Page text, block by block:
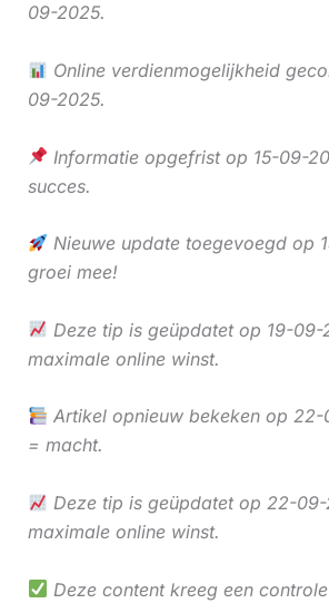
09-2025.
Online verdienmogelijkheid
09-2025.
Informatie opgefrist op 15-09-
succes.
Nieuwe update toegevoegd op
groei mee!
Deze tip is geüpdatet op 19-
maximale online winst.
Artikel opnieuw bekeken op 22-
= macht.
Deze tip is geüpdatet op 22-
maximale online winst.
Deze content kreeg een